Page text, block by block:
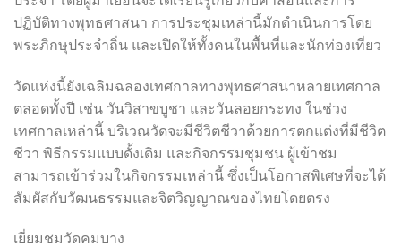
ปฏิบัติทางพุทธศาสนา การประชุมเหล่านี้มักดำเนินการโดย
พระภิกษุประจำถิ่น และเปิดให้ทั้งคนในพื้นที่และนักท่องเที่ยว
วัดแห่งนี้ยังเฉลิมฉลองเทศกาลทางพุทธศาสนาหลายเทศกาล
ตลอดทั้งปี เช่น วันวิสาขบูชา และวันลอยกระทง ในช่วง
เทศกาลเหล่านี้ บริเวณวัดจะมีชีวิตชีวาด้วยการตกแต่งที่มีชีวิต
ชีวา พิธีกรรมแบบดั้งเดิม และกิจกรรมชุมชน ผู้เข้าชม
สามารถเข้าร่วมในกิจกรรมเหล่านี้ ซึ่งเป็นโอกาสพิเศษที่จะได้
สัมผัสกับวัฒนธรรมและจิตวิญญาณของไทยโดยตรง
เยี่ยมชมวัดคมบาง